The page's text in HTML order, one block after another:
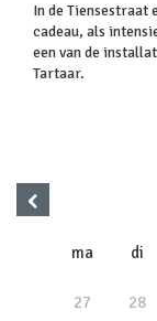
In de Tiensestraat
cadeau, als
een van de
Tartaar.
‹
ma di
27 28